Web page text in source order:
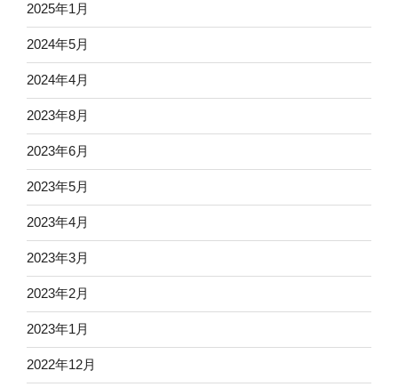
2025年1月
2024年5月
2024年4月
2023年8月
2023年6月
2023年5月
2023年4月
2023年3月
2023年2月
2023年1月
2022年12月